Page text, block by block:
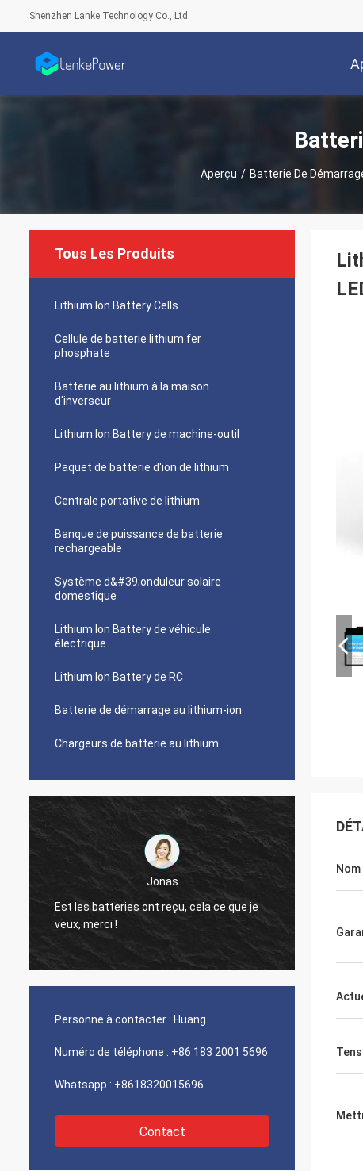
Shenzhen Lanke Technology Co., Ltd.
Aperçu / Batterie De
Tous Les Produits
Lithium Ion Battery Cells
Cellule de batterie lithium fer
phosphate
Batterie au lithium à la maison
d'inverseur
Lithium Ion Battery de machine-outil
Paquet de batterie d'ion de lithium
Centrale portative de lithium
Banque de puissance de batterie
rechargeable
Système d&#39;onduleur solaire
domestique
Lithium Ion Battery de véhicule
électrique
Lithium Ion Battery de RC
Batterie de démarrage au lithium-ion
Chargeurs de batterie au lithium
Jonas
Est les batteries ont reçu, cela ce que je
veux, merci !
Personne à contacter : Huang
Numéro de téléphone : +86 183 2001 5696
Whatsapp : +8618320015696
Contact